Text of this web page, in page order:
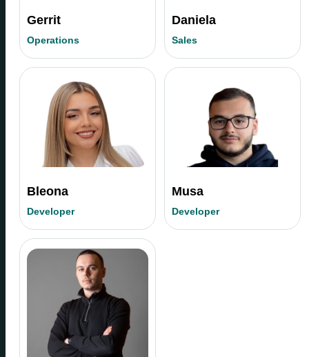
Gerrit
Operations
Daniela
Sales
Bleona
Developer
Musa
Developer